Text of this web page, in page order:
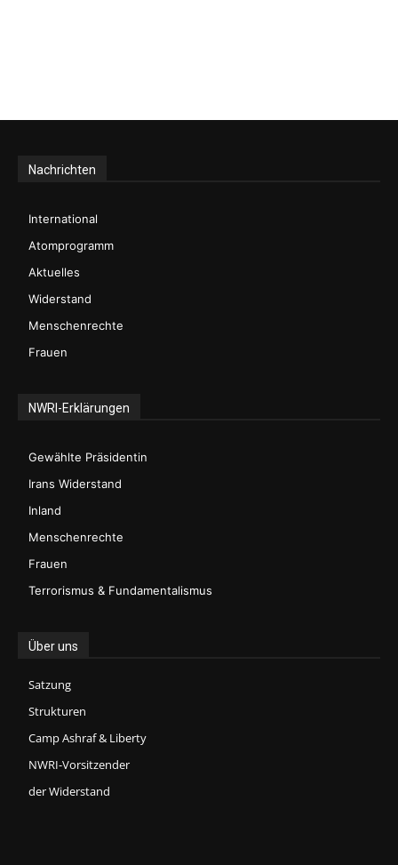
Nachrichten
International
Atomprogramm
Aktuelles
Widerstand
Menschenrechte
Frauen
NWRI-Erklärungen
Gewählte Präsidentin
Irans Widerstand
Inland
Menschenrechte
Frauen
Terrorismus & Fundamentalismus
Über uns
Satzung
Strukturen
Camp Ashraf & Liberty
NWRI-Vorsitzender
der Widerstand